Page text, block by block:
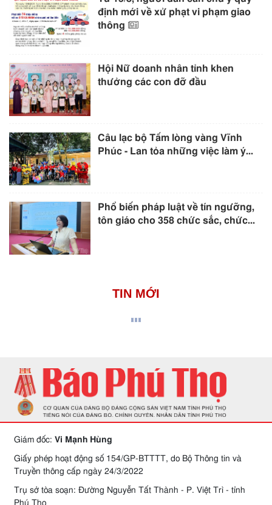
định mới về xử phạt vi phạm giao
thông
Hội Nữ doanh nhân tỉnh khen
thưởng các con đỡ đầu
Câu lạc bộ Tấm lòng vàng Vĩnh
Phúc - Lan tỏa những việc làm ý...
Phổ biến pháp luật về tín ngưỡng,
tôn giáo cho 358 chức sắc, chức...
TIN MỚI
Giám đốc: Vi Mạnh Hùng
Giấy phép hoạt động số 154/GP-BTTTT, do Bộ Thông tin và
Truyền thông cấp ngày 24/3/2022
Trụ sở tòa soạn: Đường Nguyễn Tất Thành - P. Việt Trì - tỉnh
Phú Thọ